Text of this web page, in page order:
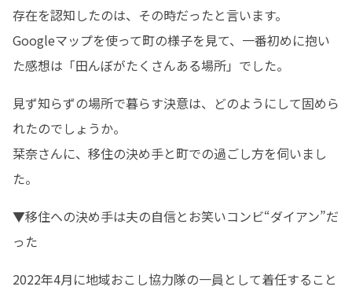
存在を認知したのは、その時だったと言います。
Googleマップを使って町の様子を見て、一番初めに抱い
た感想は「田んぼがたくさんある場所」でした。
見ず知らずの場所で暮らす決意は、どのようにして固めら
れたのでしょうか。
栞奈さんに、移住の決め手と町での過ごし方を伺いまし
た。
▼移住への決め手は夫の自信とお笑いコンビ“ダイアン”だ
った
2022年4月に地域おこし協力隊の一員として着任すること